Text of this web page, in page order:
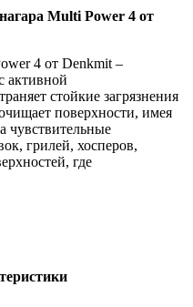
Multi Power 4 от
4 от Denkmit –
активной
стойкие загрязнения
поверхности, имея
чувствительные
грилей, хосперов,
где